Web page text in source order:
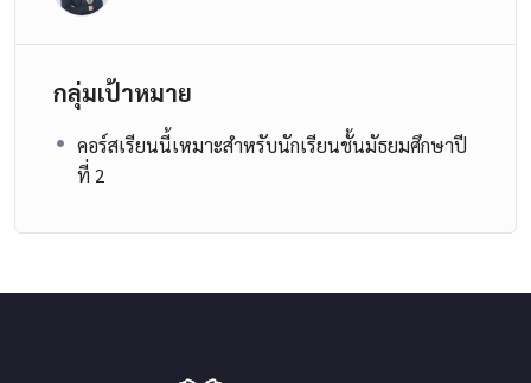
กลุ่มเป้าหมาย
คอร์สเรียนนี้เหมาะสำหรับนักเรียนชั้นมัธยมศึกษาปี
ที่ 2